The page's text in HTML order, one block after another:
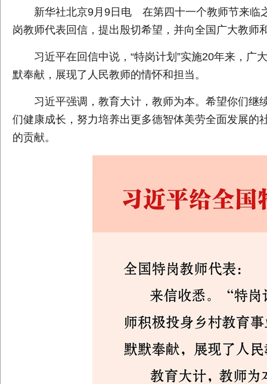
新华社北京9月9日电 在第四十一个教师节来临
岗教师代表回信，提出殷切希望，并向全国广大教师
习近平在回信中说，“特岗计划”实施20年来，
默奉献，展现了人民教师的情怀和担当。
习近平强调，教育大计，教师为本。希望你们
们健康成长，努力培养出更多德智体美劳全面发展
的贡献。